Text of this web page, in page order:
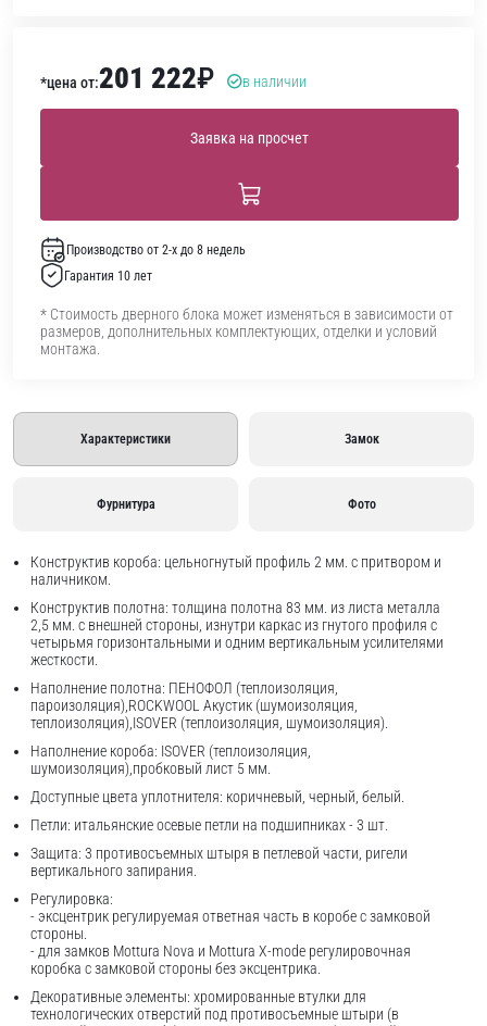
*цена от:201 222₽ в наличии
Заявка на просчет
Производство от 2-х до 8 недель
Гарантия 10 лет
* Стоимость дверного блока может изменяться в зависимости от
размеров, дополнительных комплектующих, отделки и условий
монтажа.
Характеристики Замок
Фурнитура Фото
Конструктив короба: цельногнутый профиль 2 мм. с притвором и
наличником.
Конструктив полотна: толщина полотна 83 мм. из листа металла
2,5 мм. с внешней стороны, изнутри каркас из гнутого профиля с
четырьмя горизонтальными и одним вертикальным усилителями
жесткости.
Наполнение полотна: ПЕНОФОЛ (теплоизоляция,
пароизоляция),ROCKWOOL Акустик (шумоизоляция,
теплоизоляция),ISOVER (теплоизоляция, шумоизоляция).
Наполнение короба: ISOVER (теплоизоляция,
шумоизоляция),пробковый лист 5 мм.
Доступные цвета уплотнителя: коричневый, черный, белый.
Петли: итальянские осевые петли на подшипниках - 3 шт.
Защита: 3 противосъемных штыря в петлевой части, ригели
вертикального запирания.
Регулировка:
- эксцентрик регулируемая ответная часть в коробе с замковой
стороны.
- для замков Mottura Nova и Mottura X-mode регулировочная
коробка с замковой стороны без эксцентрика.
Декоративные элементы: хромированные втулки для
технологических отверстий под противосъемные штыри (в